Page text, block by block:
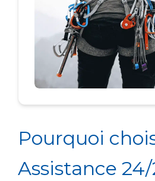
Pourquoi
Assistance